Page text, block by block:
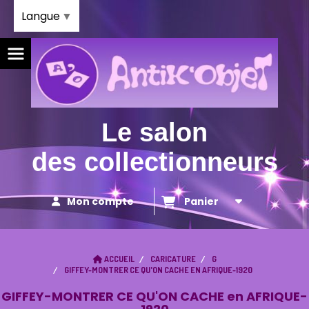
Le salon
des collectionneurs
Mon compte Panier
ACCUEIL CARICATURE
G
GIFFEY-MONTRER CE QU'ON CACHE EN AFRIQUE-1920
GIFFEY-MONTRER CE QU'ON CACHE en AFRIQUE-
Langue ▼